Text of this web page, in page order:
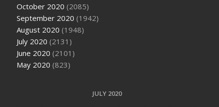
October 2020 (2085)
September 2020 (1942)
August 2020 (1948)
July 2020 (2131)
June 2020 (2101)
May 2020 (823)
JULY 2020